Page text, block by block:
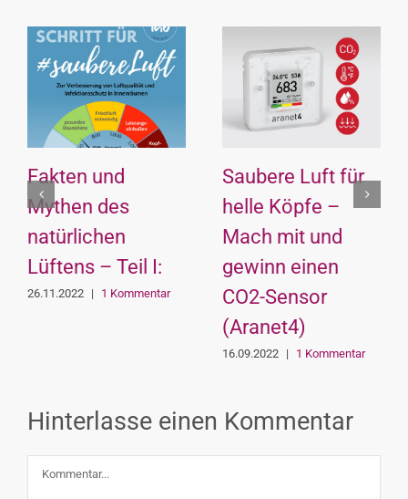
Fakten und
Mythen des
natürlichen
Lüftens – Teil I:
26.11.2022 | 1 Kommentar
Saubere Luft für
helle Köpfe –
Mach mit und
gewinn einen
CO2-Sensor
(Aranet4)
16.09.2022 | 1 Kommentar
Hinterlasse einen Kommentar
Kommentar